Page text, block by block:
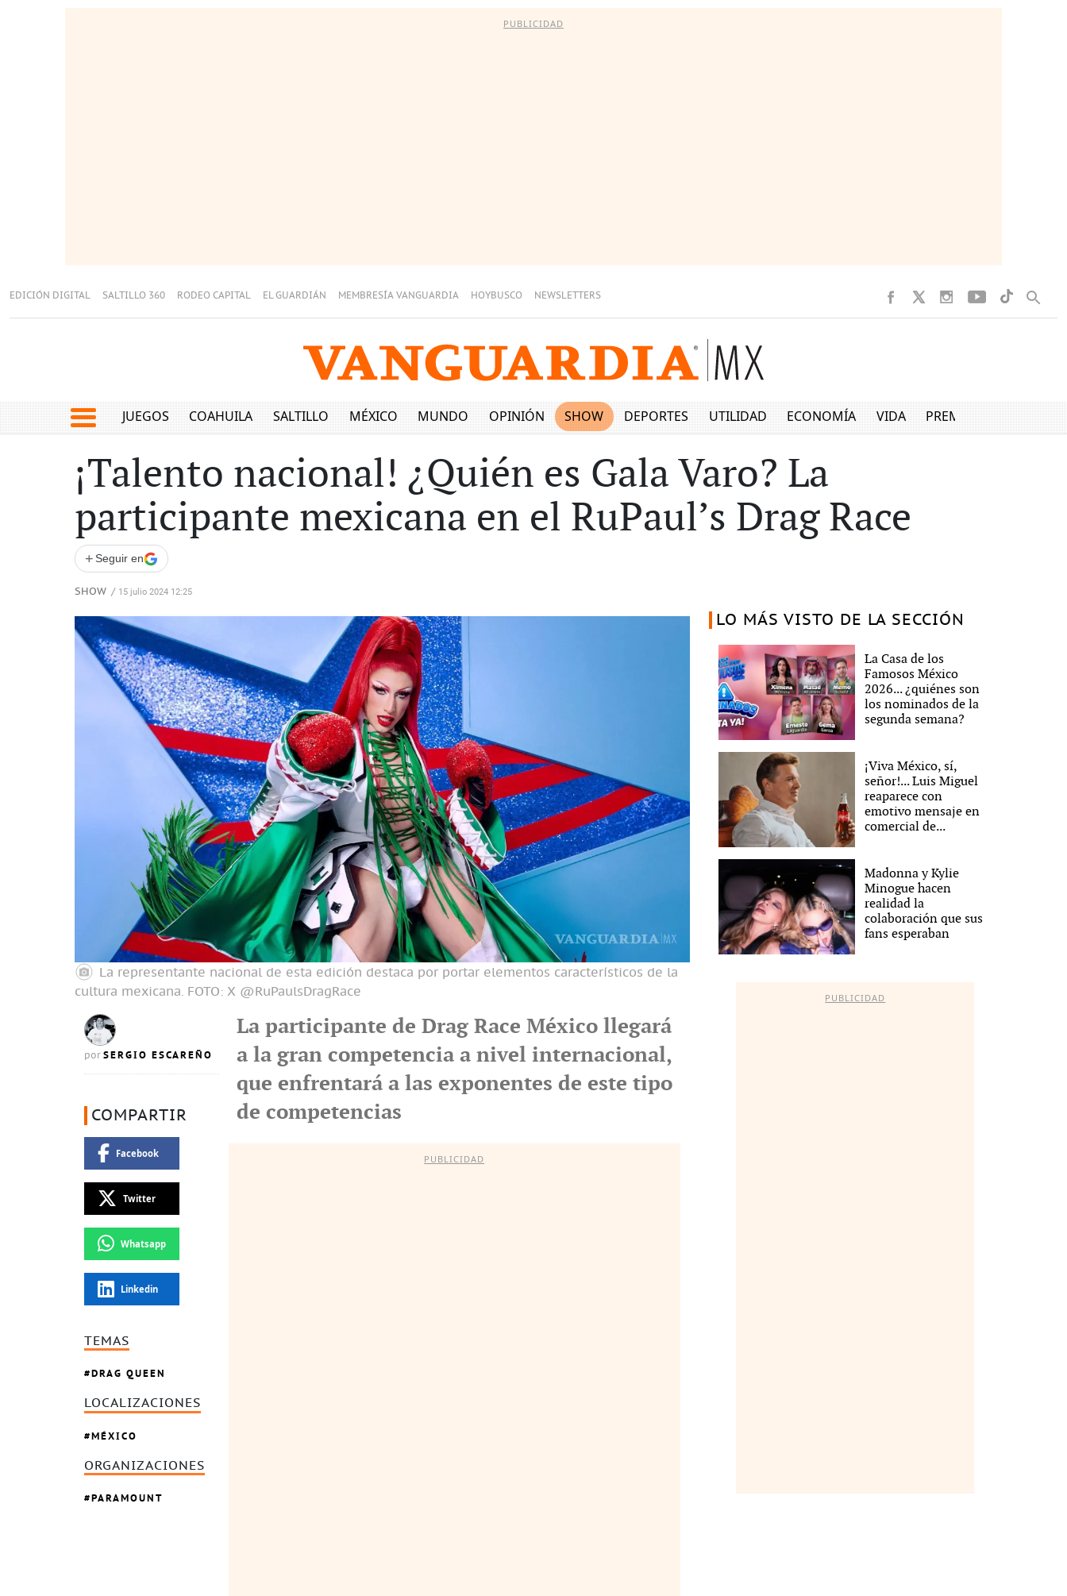
PUBLICIDAD
EDICIÓN DIGITAL SALTILLO 360 RODEO CAPITAL EL GUARDIÁN MEMBRESÍA VANGUARDIA HOYBUSCO NEWSLETTERS
JUEGOS COAHUILA SALTILLO MÉXICO MUNDO OPINIÓN SHOW DEPORTES UTILIDAD ECONOMÍA VIDA PREMIUM
¡Talento nacional! ¿Quién es Gala Varo? La
participante mexicana en el RuPaul’s Drag Race
+ Seguir en
SHOW / 15 julio 2024 12:25
La representante nacional de esta edición destaca por portar elementos característicos de la
cultura mexicana. FOTO: X @RuPaulsDragRace
por SERGIO ESCAREÑO
COMPARTIR
Facebook
Twitter
Whatsapp
Linkedin
TEMAS
DRAG QUEEN
LOCALIZACIONES
MÉXICO
ORGANIZACIONES
PARAMOUNT
La participante de Drag Race México llegará
a la gran competencia a nivel internacional,
que enfrentará a las exponentes de este tipo
de competencias
PUBLICIDAD
LO MÁS VISTO DE LA SECCIÓN
La Casa de los
Famosos México
2026... ¿quiénes son
los nominados de la
segunda semana?
¡Viva México, sí,
señor!... Luis Miguel
reaparece con
emotivo mensaje en
comercial de...
Madonna y Kylie
Minogue hacen
realidad la
colaboración que sus
fans esperaban
PUBLICIDAD